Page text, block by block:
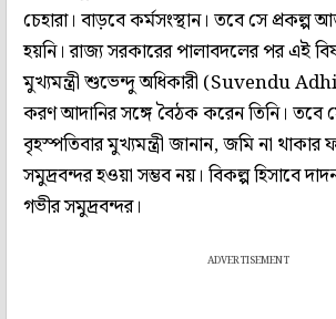
চেহারা। বাড়বে কর্মসংস্থান। তবে সে প্রকল্প
হয়নি। রাজ্য সরকারের পালাবদলের পর এই
মুখ্যমন্ত্রী শুভেন্দু অধিকারী (Suvendu
করণ আদানির সঙ্গে বৈঠক করেন তিনি।
বৃহস্পতিবার মুখ্যমন্ত্রী জানান, জমি না
সমুদ্রবন্দর হওয়া সম্ভব নয়। বিকল্প হিসাবে
গভীর সমুদ্রবন্দর।
ADVERTISEMENT